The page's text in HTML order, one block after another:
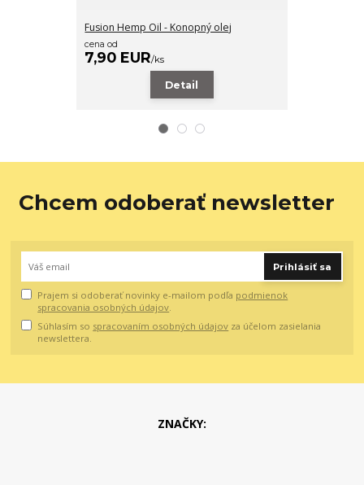
Fusion Hemp Oil - Konopný olej
cena od
7,90 EUR/ks
Detail
Chcem odoberať newsletter
Prihlásiť sa
Prajem si odoberať novinky e-mailom podľa podmienok
spracovania osobných údajov
Súhlasím so spracovaním osobných údajov za účelom zasielania
newslettera.
ZNAČKY: